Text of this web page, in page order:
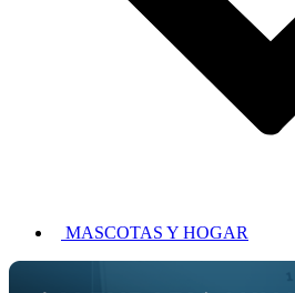
MASCOTAS Y HOGAR